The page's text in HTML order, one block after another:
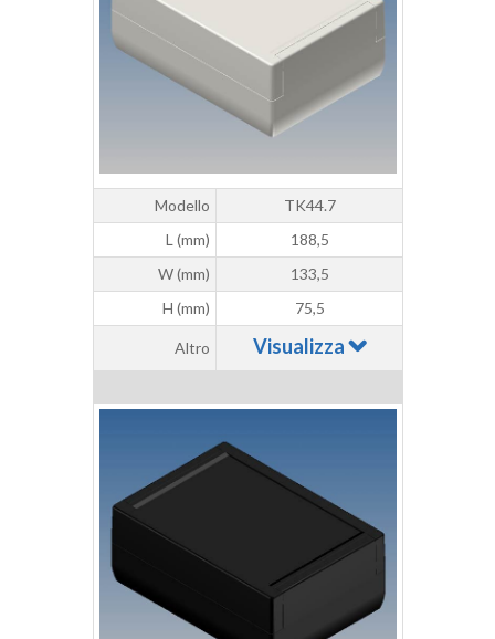
Modello
TK44.7
L (mm)
188,5
W (mm)
133,5
H (mm)
75,5
Altro Visualizza